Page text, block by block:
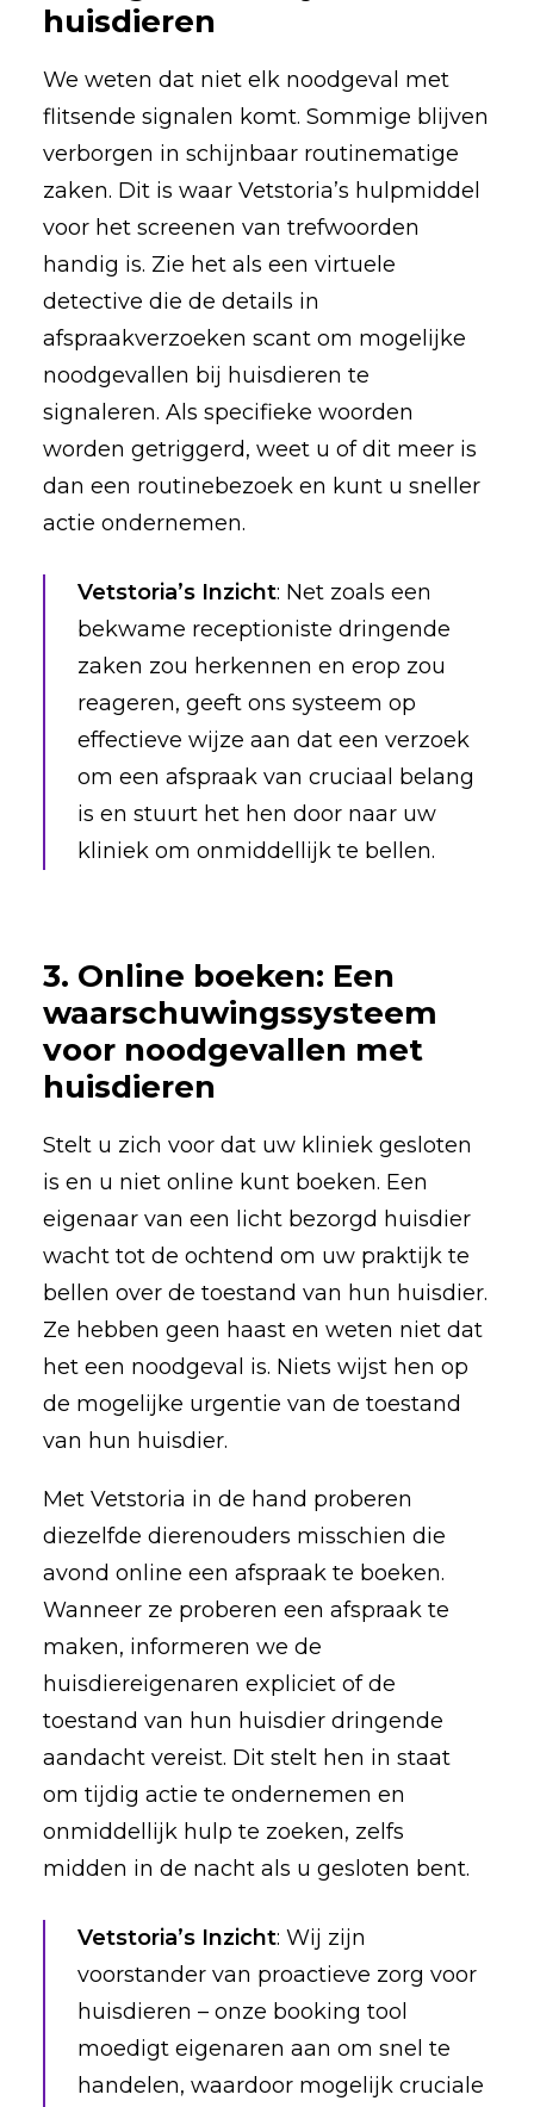
huisdieren
We weten dat niet elk noodgeval met
flitsende signalen komt. Sommige blijven
verborgen in schijnbaar routinematige
zaken. Dit is waar Vetstoria’s hulpmiddel
voor het screenen van trefwoorden
handig is. Zie het als een virtuele
detective die de details in
afspraakverzoeken scant om mogelijke
noodgevallen bij huisdieren te
signaleren. Als specifieke woorden
worden getriggerd, weet u of dit meer is
dan een routinebezoek en kunt u sneller
actie ondernemen.
Vetstoria’s Inzicht: Net zoals een
bekwame receptioniste dringende
zaken zou herkennen en erop zou
reageren, geeft ons systeem op
effectieve wijze aan dat een verzoek
om een afspraak van cruciaal belang
is en stuurt het hen door naar uw
kliniek om onmiddellijk te bellen.
3. Online boeken: Een
waarschuwingssysteem
voor noodgevallen met
huisdieren
Stelt u zich voor dat uw kliniek gesloten
is en u niet online kunt boeken. Een
eigenaar van een licht bezorgd huisdier
wacht tot de ochtend om uw praktijk te
bellen over de toestand van hun huisdier.
Ze hebben geen haast en weten niet dat
het een noodgeval is. Niets wijst hen op
de mogelijke urgentie van de toestand
van hun huisdier.
Met Vetstoria in de hand proberen
diezelfde dierenouders misschien die
avond online een afspraak te boeken.
Wanneer ze proberen een afspraak te
maken, informeren we de
huisdiereigenaren expliciet of de
toestand van hun huisdier dringende
aandacht vereist. Dit stelt hen in staat
om tijdig actie te ondernemen en
onmiddellijk hulp te zoeken, zelfs
midden in de nacht als u gesloten bent.
Vetstoria’s Inzicht: Wij zijn
voorstander van proactieve zorg voor
huisdieren – onze booking tool
moedigt eigenaren aan om snel te
handelen, waardoor mogelijk cruciale